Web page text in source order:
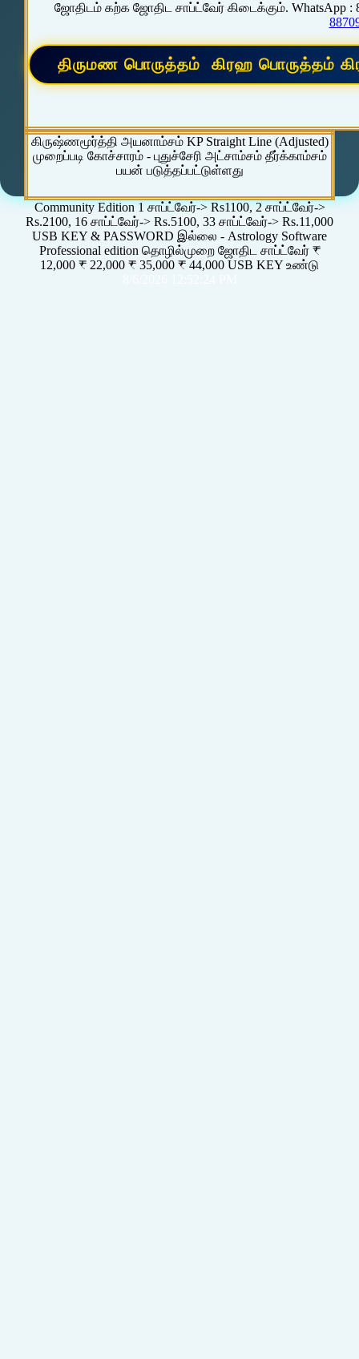
ஜோதிடம் கற்க ஜோதிட சாப்ட்வேர் கிடைக்கும். WhatsApp :
கிருஷ்ணமூர்த்தி அயனாம்சம் KP Straight Line (Adjusted)
முறைப்படி கோச்சாரம் - புதுச்சேரி அட்சாம்சம் தீர்க்காம்சம்
பயன் படுத்தப்பட்டுள்ளது
Community Edition 1 சாப்ட்வேர்-> Rs1100, 2 சாப்ட்வேர்->
Rs.2100, 16 சாப்ட்வேர்-> Rs.5100, 33 சாப்ட்வேர்-> Rs.11,000
USB KEY & PASSWORD இல்லை - Astrology Software
Professional edition தொழில்முறை ஜோதிட சாப்ட்வேர் ₹
12,000 ₹ 22,000 ₹ 35,000 ₹ 44,000 USB KEY உண்டு